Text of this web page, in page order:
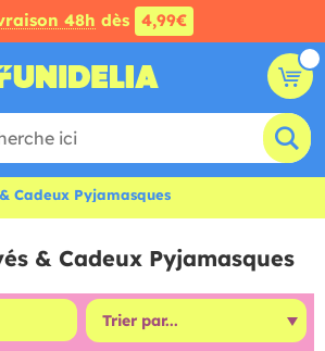
48h dès 4,99€
Cadeux Pyjamasques
& Cadeux Pyjamasques